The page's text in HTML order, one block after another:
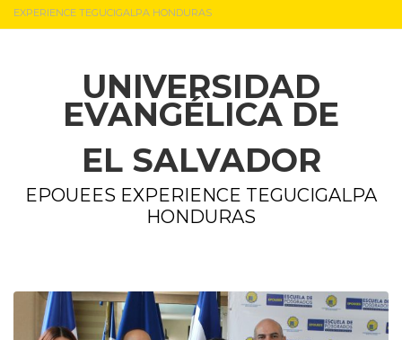
EXPERIENCE TEGUCIGALPA HONDURAS
UNIVERSIDAD
EVANGÉLICA DE
EL SALVADOR
EPOUEES EXPERIENCE TEGUCIGALPA
HONDURAS